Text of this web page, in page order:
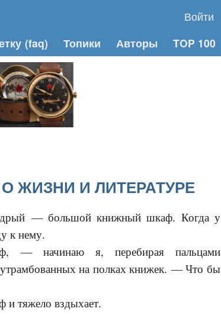
Войти
(faq) Топики Авторы TOP 100
И ЛИТЕРАТУРЕ
— большой книжный шкаф. Когда у
к нему.
— начинаю я, перебирая пальцами
на полках книжек. — Что бы
тяжело вздыхает.